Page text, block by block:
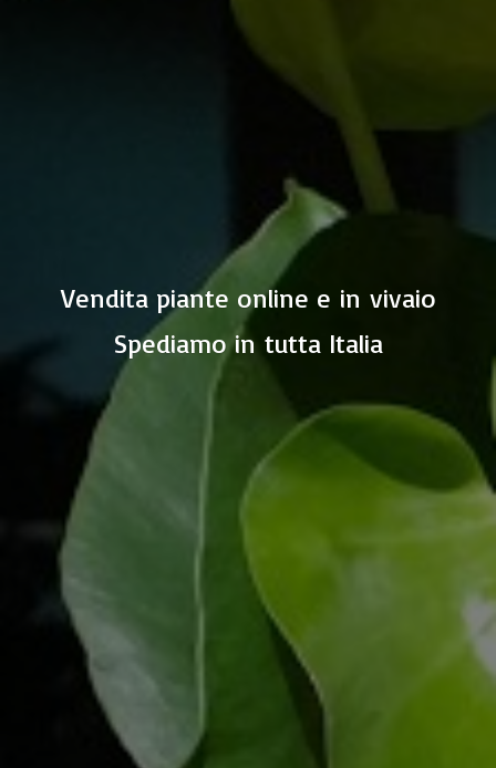
Vendita piante online e in vivaio
Spediamo in tutta Italia